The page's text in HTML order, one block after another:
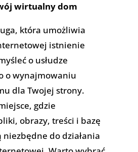
wirtualny dom
która umożliwia
istnienie
o usłudze
o wynajmowaniu
dla Twojej strony.
gdzie
obrazy, treści i bazę
niezbędne do działania